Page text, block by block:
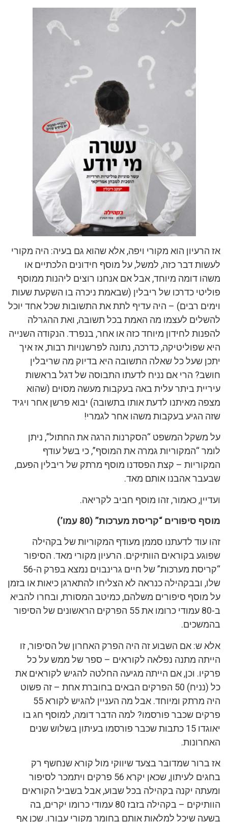
אז הרעיון הוא מקורי ויפה, אלא שהוא גם בעיה: היה מקורי
לעשות דבר כזה, למשל, על מוסף חידונים הלכתיים או
משהו דומה מיוחד, אבל אם אנחנו רוצים ליהנות ממוסף
פוליטי כדרכו של ריבלין (שבאמת ניכרה בו השקעת שעות
וימים רבים) – היה עדיף לתת את התשובות שכל אחד יוכל
להשלים לעצמו מה האמת בכל תשובה, ואת ההגרלה
להפנות לחידון מיוחד כזה או אחר, בנפרד. הנקודה השנייה
היא שפוליטיקה, כדרכה, נתונה לפרשנויות רבות, אז איך
יתכן שעל כל שאלה התשובה היא בדיוק מה שריבלין
חושב? הרי אם נניח לדעתו התבוסה של דגל בראשות
עיריית ביתר עלית באה בעקבות מעשה מסוים (שהוא
מצפה מאיתנו לדעת אותו בתשובה) יבוא פרשן אחר ויגיד
שזה הגיע בעקבות משהו אחר לגמרי!
על משקל המשפט “הסקרנות הרגה את החתול”, ניתן
לומר “המקוריות גמרה את המוסף”, כי בשל עודף
המקוריות – קצת הפסדנו מוסף מרתק של ריבלין הפעם,
שבעבר אהבנו אותם מאד.
ועדיין, כאמור, זהו מוסף חביב לקריאה.
מוסף סיפורים “קריסת מערכות” (80 עמו’)
זהו עוד לדעתנו סממן מעודף המקוריות של בקהילה
שפוגע בקוראים הוותיקים. הרעיון מקורי מאד. הסיפור
“קריסת מערכות” של חיים גרינבוים נמצא בפרק ה-56
שלו, ובבקהילה כנראה לא הצליחו להתארגן כיאות או בזמן
על מוסף סיפורים משלהם, כמיטב המסורת, ובחרו להביא
ב-80 עמודי כרומו את 55 הפרקים הראשונים של הסיפור
בהמשכים.
אלא ש: אם השבוע זה היה הפרק האחרון של הסיפור, זו
הייתה מתנה נפלאה לקוראים – ספר של ממש על כל
פרקיו. וכן, אם הייתה מגיעה החלטה להגיש לקוראים את
כל (נניח) 50 הפרקים הבאים בחוברת אחת – זה פשוט
היה מרתק ומיוחד. אבל מה העניין להגיש לקורא 55
פרקים שכבר פורסמו? למה הדבר דומה, למוסף חג בו
יאוגדו 15 כתבות שכבר פורסמו בעיתון בשלוש שנים
האחרונות.
אז ברור שמדובר בצעד שיווקי מול קורא שנחשף רק
בחגים לעיתון, שכאן יקרא 56 פרקים ויתמכר לסיפור
ומעתה יקנה בקהילה בכל שבוע, אבל בשביל הקוראים
הוותיקים – בקהילה בזבז 80 עמודי כרומו יקרים, בה
בשעה שיכל למלאות אותם בחומר מקורי עבורו. שכן אף